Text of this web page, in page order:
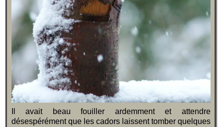
Il avait beau fouiller ardemment et attendre
désespérément que les cadors laissent tomber quelques